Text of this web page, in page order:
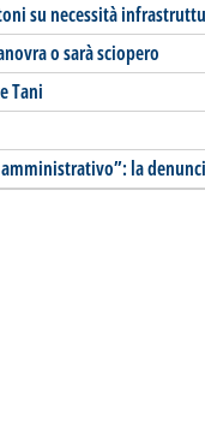
su necessità
o sarà sciopero
Tani
la